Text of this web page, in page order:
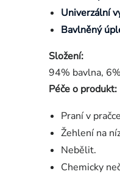
Univerzální
Bavlněný
Složení:
94% bavlna,
Péče o produkt:
Praní v
Žehlení na
Nebělit.
Chemicky